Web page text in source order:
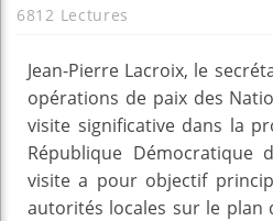
6812 Lectures
Jean-Pierre Lacroix, le
opérations de paix des
visite significative dans la
République Démocratique
visite a pour objectif
autorités locales sur le plan